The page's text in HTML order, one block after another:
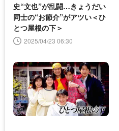
史“文也”が乱闘…きょうだい
同士の“お節介”がアツい＜ひ
とつ屋根の下＞
2025/04/23 06:30